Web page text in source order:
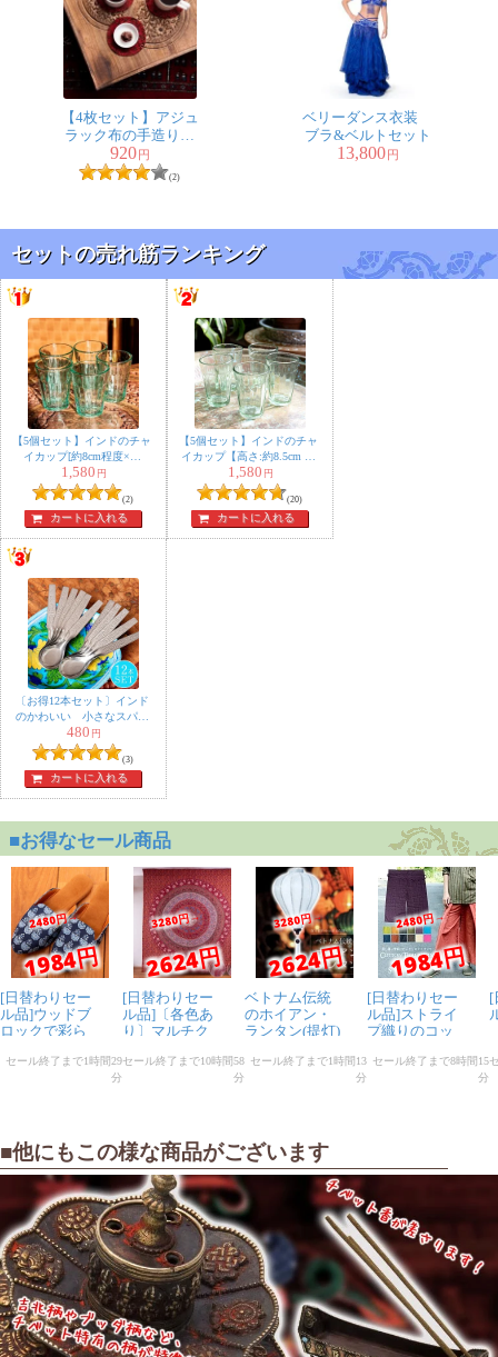
【4枚セット】アジュ
ラック布の手造りコ
ースター リバーシ
ブル サークル
920円
(2)
ベリーダンス衣装
ブラ&ベルトセット
13,800円
セットの売れ筋ランキング
【5個セット】インドのチャ
イカップ[約8cm程度×直
径：約5.8cm]
1,580 円
(2)
カートに入れる
【5個セット】インドのチャ
イカップ【高さ:約8.5cm 直
径:約6cm 容量：約110ml】
1,580 円
(20)
カートに入れる
〔お得12本セット〕インド
のかわいい 小さなスパイ
ススプーン 約10.8cm ミニ
デザートスプーン
480 円
(3)
カートに入れる
■他にもこの様な商品がございます